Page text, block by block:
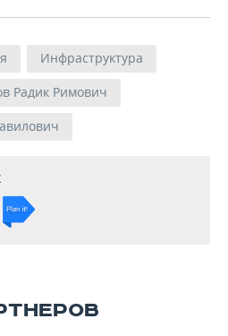
Инфраструктура
Радик Римович